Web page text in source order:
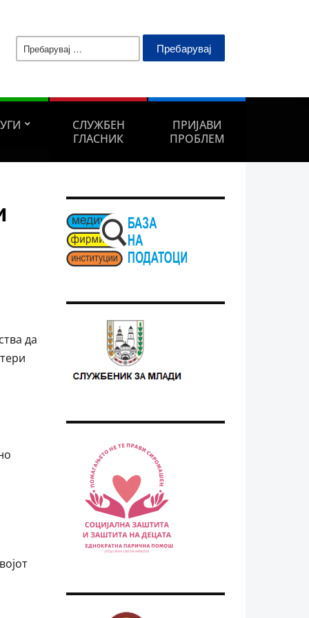
Пребарувај
СЛУЖБЕН
ГЛАСНИК
ПРИЈАВИ
ПРОБЛЕМ
да